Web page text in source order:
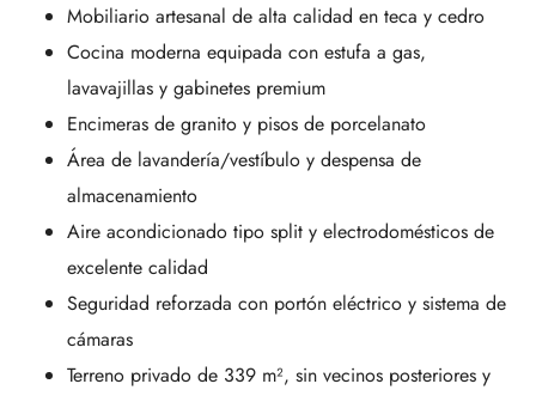
Mobiliario artesanal de alta calidad en teca y cedro
Cocina moderna equipada con estufa a gas,
lavavajillas y gabinetes premium
Encimeras de granito y pisos de porcelanato
Área de lavandería/vestíbulo y despensa de
almacenamiento
Aire acondicionado tipo split y electrodomésticos de
excelente calidad
Seguridad reforzada con portón eléctrico y sistema de
cámaras
Terreno privado de 339 m², sin vecinos posteriores y